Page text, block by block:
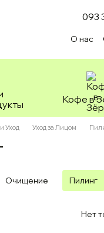
093
О нас
Кофе в
Уход Уход за Лицом
Очищение Пилинг
Нет